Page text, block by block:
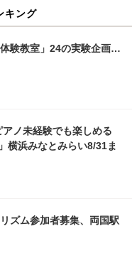
キング
験教室」24の実験企画…
アノ未経験でも楽しめる
横浜みなとみらい8/31ま
ズム参加者募集、両国駅